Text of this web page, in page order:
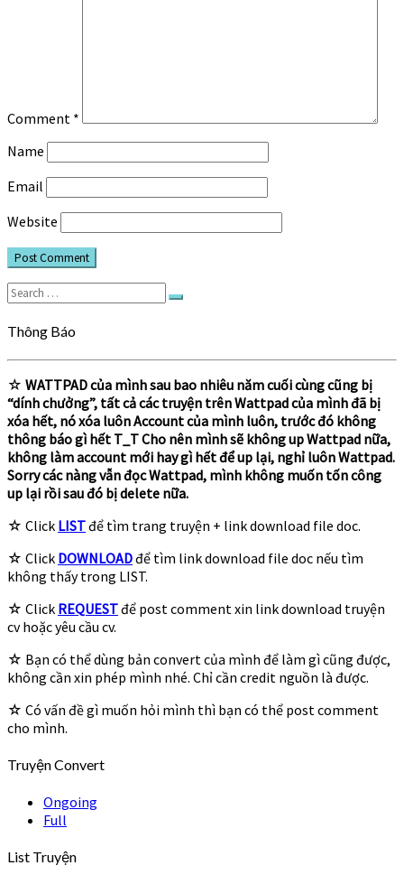
Comment *
Name
Email
Website
Search
for:
Search
Thông Báo
☆ WATTPAD của mình sau bao nhiêu năm cuối cùng cũng bị
“dính chưởng”, tất cả các truyện trên Wattpad của mình đã bị
xóa hết, nó xóa luôn Account của mình luôn, trước đó không
thông báo gì hết T_T Cho nên mình sẽ không up Wattpad nữa,
không làm account mới hay gì hết để up lại, nghỉ luôn Wattpad.
Sorry các nàng vẫn đọc Wattpad, mình không muốn tốn công
up lại rồi sau đó bị delete nữa.
☆ Click LISTđể tìm trang truyện + link download file doc.
☆ Click DOWNLOADđể tìm link download file doc nếu tìm
không thấy trong LIST.
☆ Click REQUESTđể post comment xin link download truyện
cv hoặc yêu cầu cv.
☆ Bạn có thể dùng bản convert của mình để làm gì cũng được,
không cần xin phép mình nhé. Chỉ cần credit nguồn là được.
☆ Có vấn đề gì muốn hỏi mình thì bạn có thể post comment
cho mình.
Truyện Convert
Ongoing
Full
List Truyện